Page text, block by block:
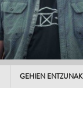
GEHIEN ENTZUNAK